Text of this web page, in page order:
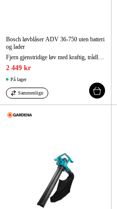
Bosch løvblåser ADV 36-750 uten batteri
og lader
Fjern gjenstridige løv med kraftig, trådløs ytelse
2 449 kr
På lager
Sammenlign